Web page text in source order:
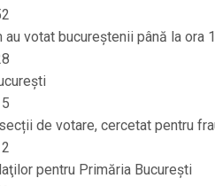
au votat bucureştenii până la ora
de votare, cercetat pentru
pentru Primăria Bucureşti